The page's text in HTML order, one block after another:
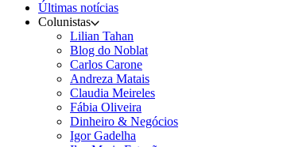
Últimas notícias
Colunistas
Lilian Tahan
Blog do Noblat
Carlos Carone
Andreza Matais
Claudia Meireles
Fábia Oliveira
Dinheiro & Negócios
Igor Gadelha